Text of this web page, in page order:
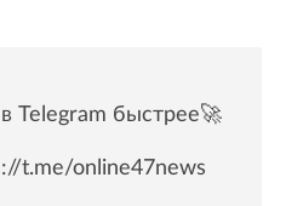
Telegram быстрее🚀
t.me/online47news